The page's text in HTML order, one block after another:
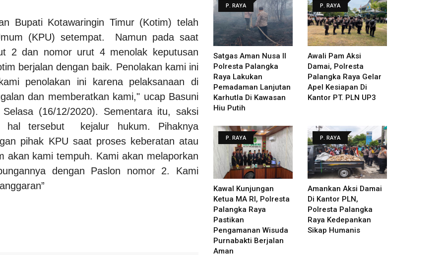
Bupati Kotawaringin Timur (Kotim) telah
(KPU) setempat. Namun pada saat
2 dan nomor urut 4 menolak keputusan
berjalan dengan baik. Penolakan kami ini
penolakan ini karena pelaksanaan di
dan memberatkan kami," ucap Basuni
(16/12/2020). Sementara itu, saksi
hal tersebut kejalur hukum. Pihaknya
pihak KPU saat proses keberatan atau
akan kami tempuh. Kami akan melaporkan
dengan Paslon nomor 2. Kami
P. RAYA
Satgas Aman Nusa II
Polresta Palangka
Raya Lakukan
Pemadaman Lanjutan
Karhutla Di Kawasan
Hiu Putih
P. RAYA
Awali Pam Aksi
Damai, Polresta
Palangka Raya Gelar
Apel Kesiapan Di
Kantor PT. PLN UP3
P. RAYA
Kawal Kunjungan
Ketua MA RI, Polresta
Palangka Raya
Pastikan
Pengamanan Wisuda
Purnabakti Berjalan
Aman
P. RAYA
Amankan Aksi Damai
Di Kantor PLN,
Polresta Palangka
Raya Kedepankan
Sikap Humanis